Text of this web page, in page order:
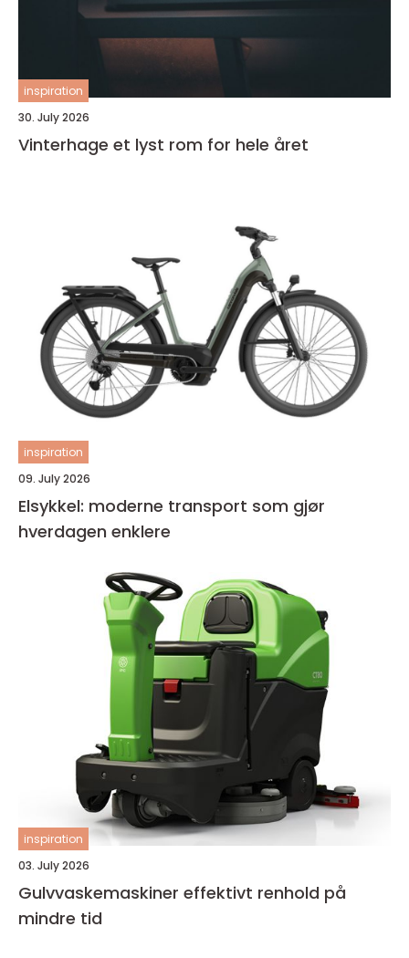
inspiration
30. July 2026
Vinterhage et lyst rom for hele året
inspiration
09. July 2026
Elsykkel: moderne transport som gjør
hverdagen enklere
inspiration
03. July 2026
Gulvvaskemaskiner effektivt renhold på
mindre tid